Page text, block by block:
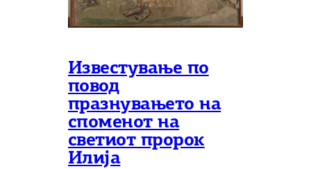
Известување по
повод
празнувањето на
споменот на
светиот пророк
Илија